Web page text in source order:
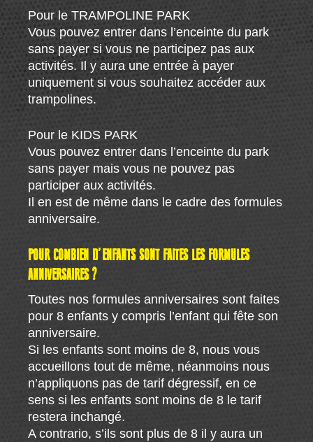
Pour le TRAMPOLINE PARK
Vous pouvez entrer dans l’enceinte du park
sans payer si vous ne participez pas aux
activités. Il y aura une entrée à payer
uniquement si vous souhaitez accéder aux
trampolines.
Pour le KIDS PARK
Vous pouvez entrer dans l’enceinte du park
sans payer mais vous ne pouvez pas
participer aux activités.
Il en est de même dans le cadre des formules
anniversaire.
POUR COMBIEN D’ENFANTS SONT FAITES LES FORMULES
ANNIVERSAIRES ?
Toutes nos formules anniversaires sont faites
pour 8 enfants y compris l’enfant qui fête son
anniversaire.
Si les enfants sont moins de 8, nous vous
accueillons tout de même, néanmoins nous
n’appliquons pas de tarif dégressif, en ce
sens si les enfants sont moins de 8 le tarif
restera inchangé.
A contrario, s’ils sont plus de 8 il y aura un